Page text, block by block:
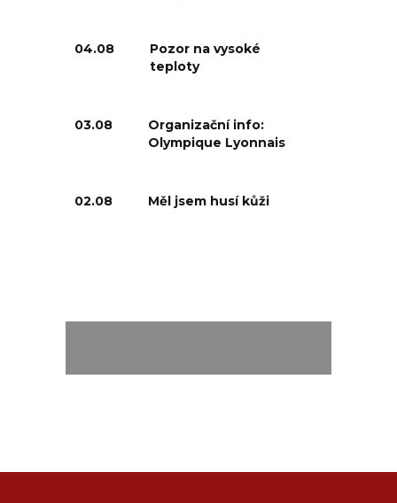
04.08
Pozor na vysoké
teploty
03.08
Organizační info:
Olympique Lyonnais
02.08 Měl jsem husí kůži